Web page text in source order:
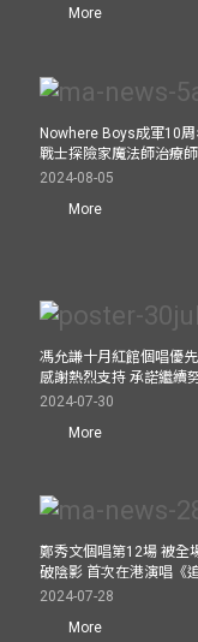
More
Nowhere Boys成軍10
戰士探險家魔法師治療
2024-08-05
More
馮允謙十月紅館個唱優
感謝熱烈支持 承諾繼續
2024-07-30
More
鄭秀文個唱第12場 被全
破陰影 首次在港演唱《
2024-07-28
More